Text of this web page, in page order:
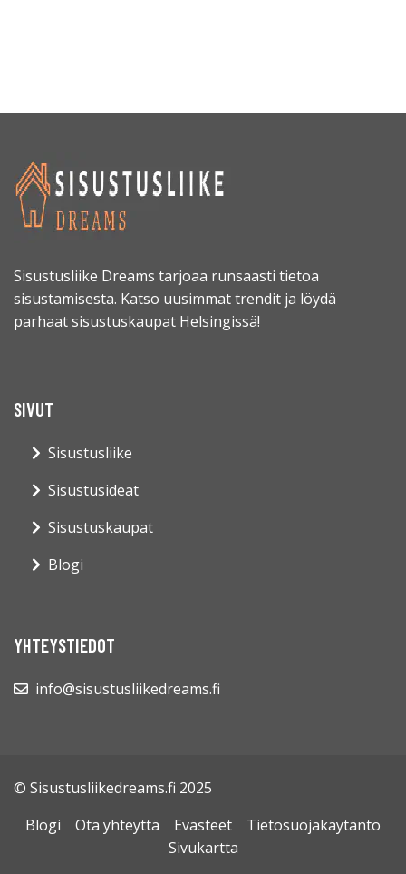
Sisustusliike Dreams tarjoaa runsaasti tietoa
sisustamisesta. Katso uusimmat trendit ja löydä
parhaat sisustuskaupat Helsingissä!
SIVUT
Sisustusliike
Sisustusideat
Sisustuskaupat
Blogi
YHTEYSTIEDOT
info@sisustusliikedreams.fi
© Sisustusliikedreams.fi 2025
Blogi
Ota yhteyttä Evästeet
Tietosuojakäytäntö
Sivukartta